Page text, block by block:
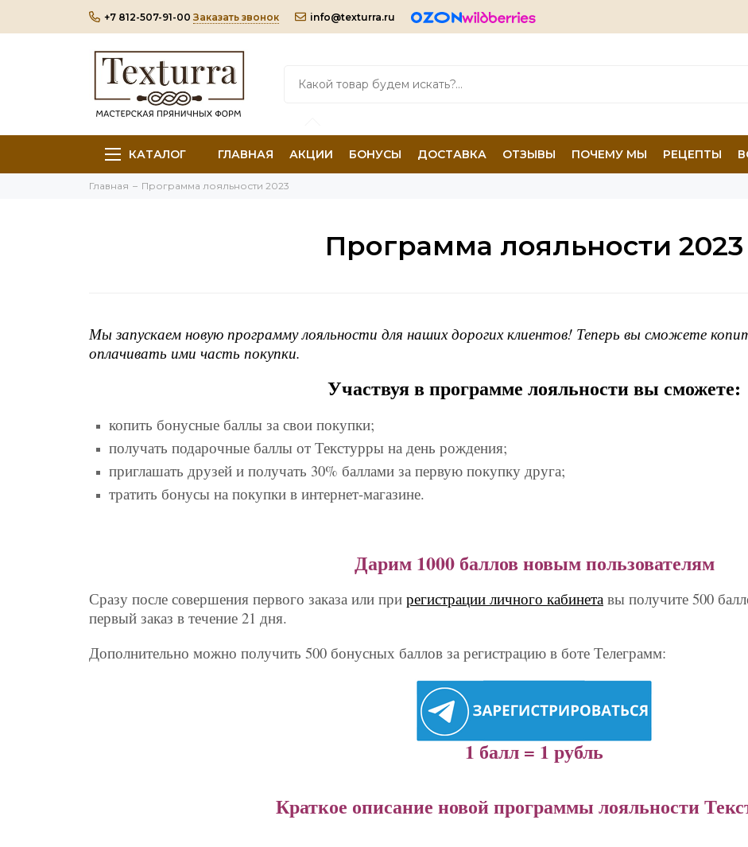
+7 812-507-91-00 Заказать звонок info@texturra.ru
КАТАЛОГ ГЛАВНАЯ АКЦИИ БОНУСЫ ДОСТАВКА ОТЗЫВЫ ПОЧЕМУ МЫ РЕЦЕПТЫ
Главная Программа лояльности 2023
Программа лояльности 2023
Мы запускаем новую программу лояльности для наших дорогих клиентов! Теперь вы сможете
оплачивать ими часть покупки.
Участвуя в программе лояльности вы сможете:
копить бонусные баллы за свои покупки;
получать подарочные баллы от Текстурры на день рождения;
приглашать друзей и получать 30% баллами за первую покупку друга;
тратить бонусы на покупки в интернет-магазине.
Дарим 1000 баллов новым пользователям
Сразу после совершения первого заказа или при регистрации личного кабинета вы получите 500
первый заказ в течение 21 дня.
Дополнительно можно получить 500 бонусных баллов за регистрацию в боте Телеграмм:
1 балл = 1 рубль
Краткое описание новой программы лояльности